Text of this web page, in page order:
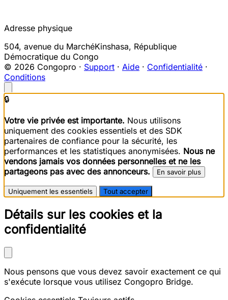
Adresse physique
504, avenue du MarchéKinshasa, République
Démocratique du Congo
© 2026 Congopro · Support · Aide · Confidentialité ·
Conditions
🔒
Votre vie privée est importante. Nous utilisons
uniquement des cookies essentiels et des SDK
partenaires de confiance pour la sécurité, les
performances et les statistiques anonymisées. Nous ne
vendons jamais vos données personnelles et ne les
partageons pas avec des annonceurs.
En savoir plus
Uniquement les essentiels Tout accepter
Détails sur les cookies et la
confidentialité
Nous pensons que vous devez savoir exactement ce qui
s'exécute lorsque vous utilisez Congopro Bridge.